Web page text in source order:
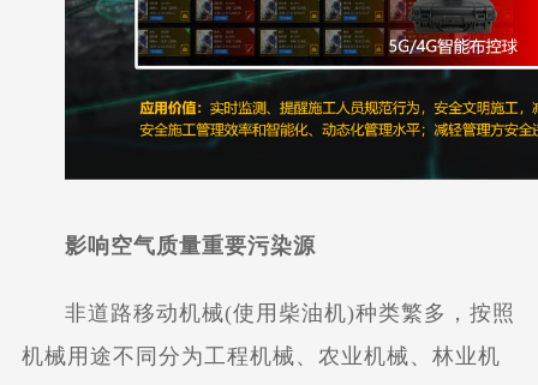
影响空气质量重要污染源
非道路移动机械(使用柴油机)种类繁多，按照
机械用途不同分为工程机械、农业机械、林业机